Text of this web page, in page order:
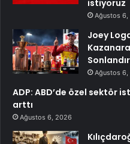
istiyoruz
Ağustos 6,
Joey
Ağustos 6,
ADP: ABD’de özel sektör
arttı
Ağustos 6, 2026